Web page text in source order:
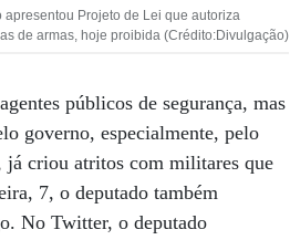
Projeto de Lei que autoriza
de armas, hoje proibida (Crédito:Divulgação)
públicos de segurança, mas
governo, especialmente, pelo
já criou atritos com militares que
7, o deputado também
No Twitter, o deputado